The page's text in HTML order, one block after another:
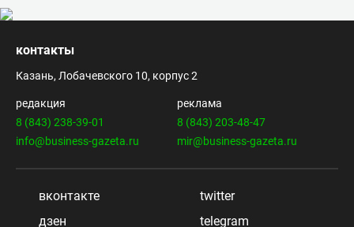
контакты
Казань, Лобачевского 10, корпус 2
редакция
8 (843) 238-39-01
info@business-gazeta.ru
реклама
8 (843) 203-48-47
mir@business-gazeta.ru
вконтакте
twitter
дзен
telegram